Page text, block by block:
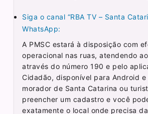
Siga o canal “RBA TV – Santa
WhatsApp:
A PMSC estará à disposição com
operacional nas ruas, atendendo
através do número 190 e pelo
Cidadão, disponível para Android e
morador de Santa Catarina ou
preencher um cadastro e você
exatamente o local onde precisa